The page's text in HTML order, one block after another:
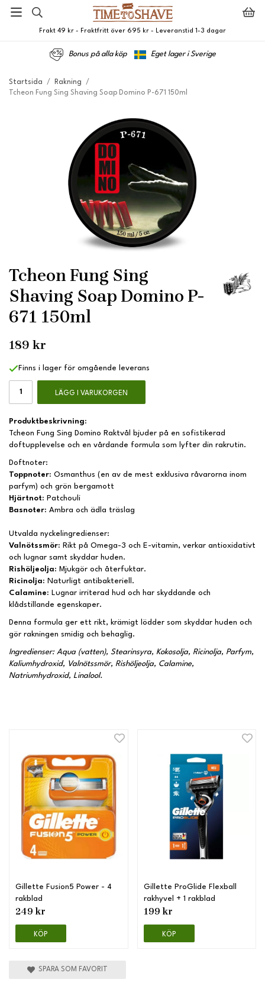
Frakt 49 kr - Fraktfritt över 695 kr - Leveranstid 1-3 dagar
Bonus på alla köp Eget lager i Sverige
Startsida / Rakning
/
Tcheon Fung Sing Shaving Soap Domino P-671 150ml
Tcheon Fung Sing
Shaving Soap Domino P-
671 150ml
189 kr
Finns i lager för omgående leverans
LÄGG I VARUKORGEN
Produktbeskrivning:
Tcheon Fung Sing Domino Raktvål bjuder på en sofistikerad
doftupplevelse och en vårdande formula som lyfter din rakrutin.
Doftnoter:
Toppnoter: Osmanthus (en av de mest exklusiva råvarorna inom
parfym) och grön bergamott
Hjärtnot: Patchouli
Basnoter: Ambra och ädla träslag
Utvalda nyckelingredienser:
Valnötssmör: Rikt på Omega-3 och E-vitamin, verkar antioxidativt
och lugnar samt skyddar huden.
Rishöljeolja: Mjukgör och återfuktar.
Ricinolja: Naturligt antibakteriell.
Calamine: Lugnar irriterad hud och har skyddande och
klådstillande egenskaper.
Denna formula ger ett rikt, krämigt lödder som skyddar huden och
gör rakningen smidig och behaglig.
Ingredienser: Aqua (vatten), Stearinsyra, Kokosolja, Ricinolja, Parfym,
Kaliumhydroxid, Valnötssmör, Rishöljeolja, Calamine,
Natriumhydroxid, Linalool.
Gillette Fusion5 Power - 4
rakblad
249 kr
KÖP
Gillette ProGlide Flexball
rakhyvel + 1 rakblad
199 kr
KÖP
SPARA SOM FAVORIT